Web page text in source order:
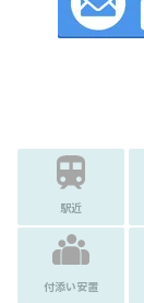
駅近
付添い安置